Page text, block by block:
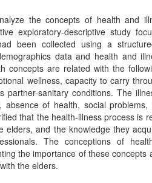
the concepts of health and
exploratory-descriptive study
been collected using a
data and health and
concepts are related with the
wellness, capacity to carry
partner-sanitary conditions. The
absence of health, social problems,
that the health-illness process is
elders, and the knowledge they
The conceptions of
the importance of these concepts
the elders.